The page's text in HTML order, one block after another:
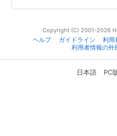
Copyright (C) 2001-2026
ヘルプ
ガイドライン 利用
利用者情報の外
日本語 PC